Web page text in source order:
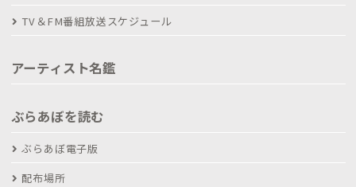
TV＆FM番組放送スケジュール
アーティスト名鑑
ぶらあぼを読む
ぶらあぼ電子版
配布場所